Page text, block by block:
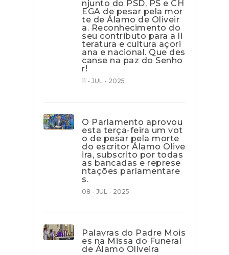
njunto do PSD, PS e CH
EGA de pesar pela mor
te de Álamo de Oliveir
a. Reconhecimento do
seu contributo para a li
teratura e cultura açori
ana e nacional. Que des
canse na paz do Senho
r!
11 - JUL - 2025
O Parlamento aprovou
esta terça-feira um vot
o de pesar pela morte
do escritor Álamo Olive
ira, subscrito por todas
as bancadas e represe
ntações parlamentare
s.
08 - JUL - 2025
Palavras do Padre Mois
es na Missa do Funeral
de Álamo Oliveira